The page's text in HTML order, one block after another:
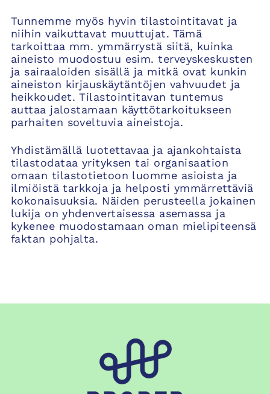
Tunnemme myös hyvin tilastointitavat ja
niihin vaikuttavat muuttujat. Tämä
tarkoittaa mm. ymmärrystä siitä, kuinka
aineisto muodostuu esim. terveyskeskusten
ja sairaaloiden sisällä ja mitkä ovat kunkin
aineiston kirjauskäytäntöjen vahvuudet ja
heikkoudet. Tilastointitavan tuntemus
auttaa jalostamaan käyttötarkoitukseen
parhaiten soveltuvia aineistoja.
Yhdistämällä luotettavaa ja ajankohtaista
tilastodataa yrityksen tai organisaation
omaan tilastotietoon luomme asioista ja
ilmiöistä tarkkoja ja helposti ymmärrettäviä
kokonaisuuksia. Näiden perusteella jokainen
lukija on yhdenvertaisessa asemassa ja
kykenee muodostamaan oman mielipiteensä
faktan pohjalta.